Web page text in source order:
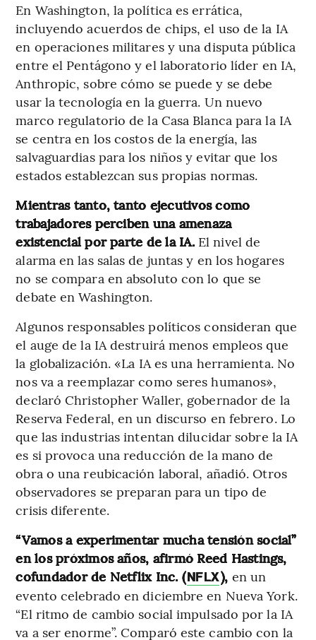
En Washington, la política es errática,
incluyendo acuerdos de chips, el uso de la IA
en operaciones militares y una disputa pública
entre el Pentágono y el laboratorio líder en IA,
Anthropic, sobre cómo se puede y se debe
usar la tecnología en la guerra. Un nuevo
marco regulatorio de la Casa Blanca para la IA
se centra en los costos de la energía, las
salvaguardias para los niños y evitar que los
estados establezcan sus propias normas.
Mientras tanto, tanto ejecutivos como
trabajadores perciben una amenaza
existencial por parte de la IA. El nivel de
alarma en las salas de juntas y en los hogares
no se compara en absoluto con lo que se
debate en Washington.
Algunos responsables políticos consideran que
el auge de la IA destruirá menos empleos que
la globalización. «La IA es una herramienta. No
nos va a reemplazar como seres humanos»,
declaró Christopher Waller, gobernador de la
Reserva Federal, en un discurso en febrero. Lo
que las industrias intentan dilucidar sobre la IA
es si provoca una reducción de la mano de
obra o una reubicación laboral, añadió. Otros
observadores se preparan para un tipo de
crisis diferente.
“Vamos a experimentar mucha tensión social”
en los próximos años, afirmó Reed Hastings,
cofundador de Netflix Inc. (NFLX), en un
evento celebrado en diciembre en Nueva York.
“El ritmo de cambio social impulsado por la IA
va a ser enorme”. Comparó este cambio con la